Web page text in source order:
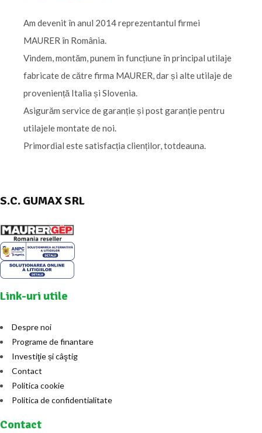
Am devenit în anul 2014 reprezentantul firmei
MAURER în România.
Vindem, montăm, punem în funcțiune în principal utilaje
fabricate de către firma MAURER, dar și alte utilaje de
proveniență Italia și Slovenia.
Asigurăm service de garanție și post garanție pentru
utilajele montate de noi.
Primordial este satisfacția clienților, totdeauna.
S.C. GUMAX SRL
Link-uri utile
Despre noi
Programe de finantare
Investiţie și câştig
Contact
Politica cookie
Politica de confidentialitate
Contact